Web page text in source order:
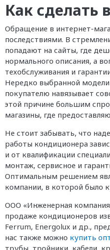
Как сделать
Обращение в интернет-
последствиями. В
попадают на сайты, где
нормального описания, а
техобслуживания и
Нередко выбранной модели
покупателю навязывает
этой причине большим
магазины, где
Не стоит забывать, что
работы кондиционера
и от квалификации
монтаж, сервисное и
Оптимальным решением
компании, в которой было
ООО «Инженерная
продаже кондиционеров
Ferrum, Energolux и др.,
нас также можно купить